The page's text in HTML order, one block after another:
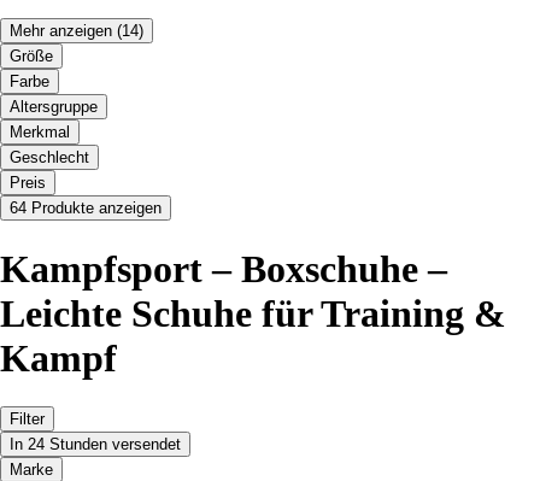
Mehr anzeigen (14)
Größe
Farbe
Altersgruppe
Merkmal
Geschlecht
Preis
64 Produkte anzeigen
Kampfsport – Boxschuhe –
Leichte Schuhe für Training &
Kampf
Filter
In 24 Stunden versendet
Marke